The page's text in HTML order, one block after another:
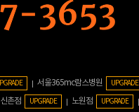
서울365mc람스병원 UPGRADE
신촌점 UPGRADE 노원점 UPGRADE